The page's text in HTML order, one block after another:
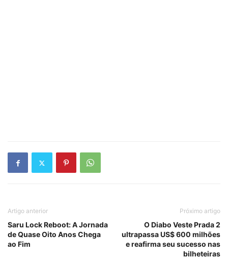
Artigo anterior
Saru Lock Reboot: A Jornada
de Quase Oito Anos Chega
ao Fim
Próximo artigo
O Diabo Veste Prada 2
ultrapassa US$ 600 milhões
e reafirma seu sucesso nas
bilheteiras